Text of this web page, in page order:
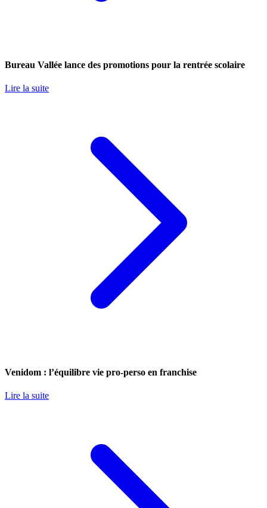
Bureau Vallée lance des promotions pour la rentrée scolaire
Lire la suite
Venidom : l’équilibre vie pro-perso en franchise
Lire la suite